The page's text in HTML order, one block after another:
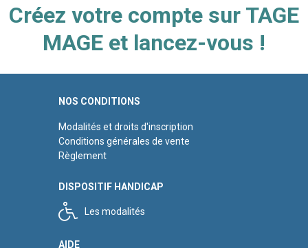
Créez votre compte sur TAGE
MAGE et lancez-vous !
NOS CONDITIONS
Modalités et droits d'inscription
Conditions générales de vente
Règlement
DISPOSITIF HANDICAP
Les modalités
AIDE